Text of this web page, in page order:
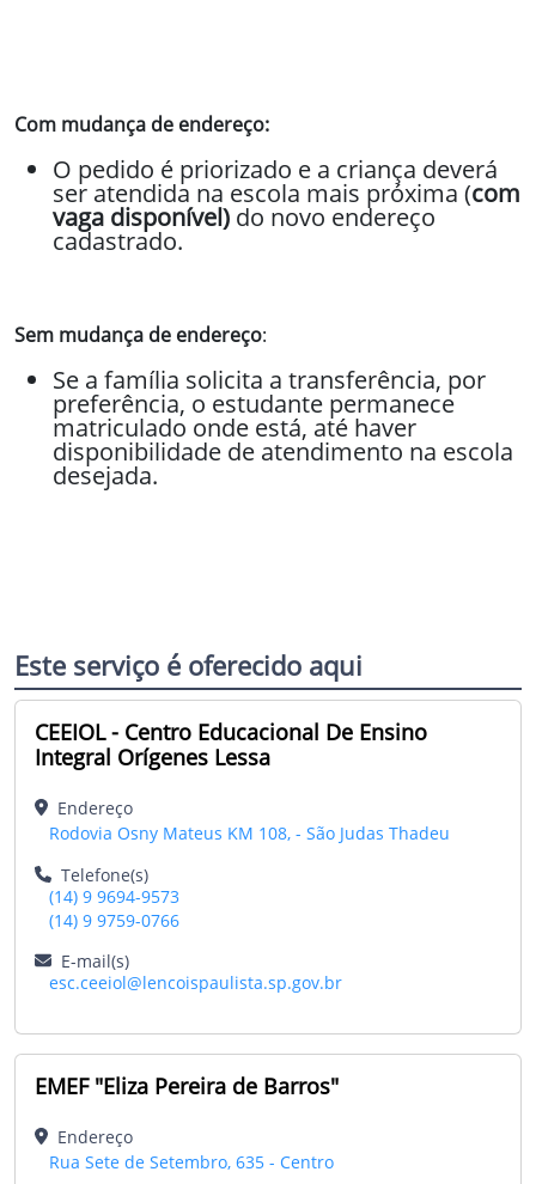
Com mudança de endereço:
O pedido é priorizado e a criança deverá
ser atendida na escola mais próxima (com
vaga disponível) do novo endereço
cadastrado.
Sem mudança de endereço:
Se a família solicita a transferência, por
preferência, o estudante permanece
matriculado onde está, até haver
disponibilidade de atendimento na escola
desejada.
Este serviço é oferecido aqui
CEEIOL - Centro Educacional De Ensino
Integral Orígenes Lessa
Endereço
Rodovia Osny Mateus KM 108, - São Judas Thadeu
Telefone(s)
(14) 9 9694-9573
(14) 9 9759-0766
E-mail(s)
esc.ceeiol@lencoispaulista.sp.gov.br
EMEF "Eliza Pereira de Barros"
Endereço
Rua Sete de Setembro, 635 - Centro